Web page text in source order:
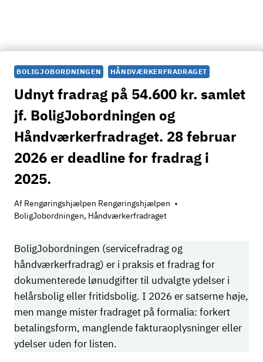
BOLIGJOBORDNINGEN HÅNDVÆRKERFRADRAGET
Udnyt fradrag på 54.600 kr. samlet
jf. BoligJobordningen og
Håndværkerfradraget. 28 februar
2026 er deadline for fradrag i
2025.
Af Rengøringshjælpen Rengøringshjælpen
BoligJobordningen, Håndværkerfradraget
BoligJobordningen (servicefradrag og
håndværkerfradrag) er i praksis et fradrag for
dokumenterede lønudgifter til udvalgte ydelser i
helårsbolig eller fritidsbolig. I 2026 er satserne høje,
men mange mister fradraget på formalia: forkert
betalingsform, manglende fakturaoplysninger eller
ydelser uden for listen.